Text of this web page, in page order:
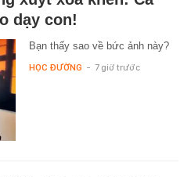
dạy con!
Bạn thấy sao về bức ảnh này?
HỌC ĐƯỜNG - 7 giờ trước